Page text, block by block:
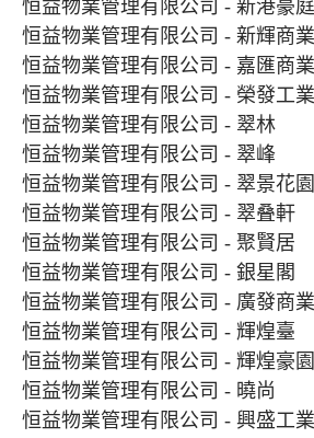
恒益物業管理有限公司 - 新港豪庭
恒益物業管理有限公司 - 新輝商
恒益物業管理有限公司 - 嘉匯商
恒益物業管理有限公司 - 榮發工
恒益物業管理有限公司 - 翠林
恒益物業管理有限公司 - 翠峰
恒益物業管理有限公司 - 翠景花園
恒益物業管理有限公司 - 翠叠軒
恒益物業管理有限公司 - 聚賢居
恒益物業管理有限公司 - 銀星閣
恒益物業管理有限公司 - 廣發商
恒益物業管理有限公司 - 輝煌臺
恒益物業管理有限公司 - 輝煌豪園
恒益物業管理有限公司 - 曉尚
恒益物業管理有限公司 - 興盛工